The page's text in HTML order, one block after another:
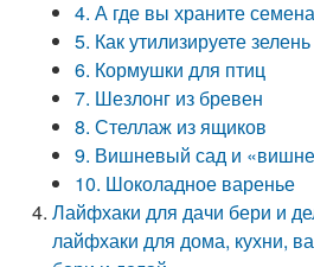
4. А где вы храните
5. Как утилизируете
6. Кормушки для птиц
7. Шезлонг из бревен
8. Стеллаж из ящиков
9. Вишневый сад и
10. Шоколадное варенье
Лайфхаки для дачи бери и
лайфхаки для дома, кухни,